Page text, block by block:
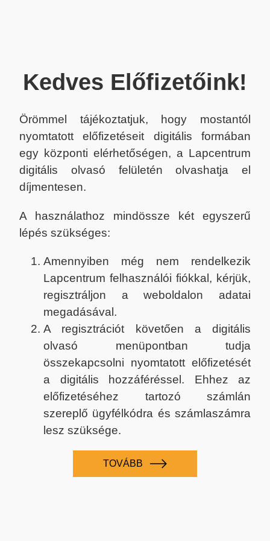
Kedves Előfizetőink!
Örömmel tájékoztatjuk, hogy mostantól
nyomtatott előfizetéseit digitális formában
egy központi elérhetőségen, a Lapcentrum
digitális olvasó felületén olvashatja el
díjmentesen.
A használathoz mindössze két egyszerű
lépés szükséges:
Amennyiben még nem rendelkezik
Lapcentrum felhasználói fiókkal, kérjük,
regisztráljon a weboldalon adatai
megadásával.
A regisztrációt követően a digitális
olvasó menüpontban tudja
összekapcsolni nyomtatott előfizetését
a digitális hozzáféréssel. Ehhez az
előfizetéséhez tartozó számlán
szereplő ügyfélkódra és számlaszámra
lesz szüksége.
TOVÁBB